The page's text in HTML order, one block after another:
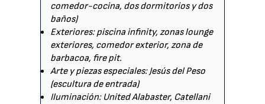
comedor-cocina, dos dormitorios y dos
baños)
Exteriores: piscina infinity, zonas lounge
exteriores, comedor exterior, zona de
barbacoa, fire pit.
Arte y piezas especiales: Jesús del Peso
(escultura de entrada)
Iluminación: United Alabaster, Catellani